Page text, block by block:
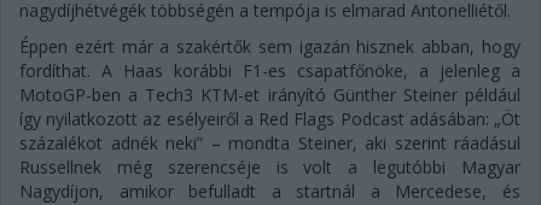
nagydíjhétvégék többségén a tempója is elmarad Antonelliétől.
Éppen ezért már a szakértők sem igazán hisznek abban, hogy
fordíthat. A Haas korábbi F1-es csapatfőnöke, a jelenleg a
MotoGP-ben a Tech3 KTM-et irányító Günther Steiner például
így nyilatkozott az esélyeiről a Red Flags Podcast adásában: „Öt
százalékot adnék neki” – mondta Steiner, aki szerint ráadásul
Russellnek még szerencséje is volt a legutóbbi Magyar
Nagydíjon, amikor befulladt a startnál a Mercedese, és